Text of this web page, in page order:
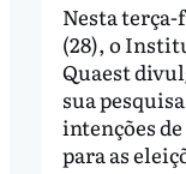
Nesta
(28), o
Quaest
sua
intenções
para as